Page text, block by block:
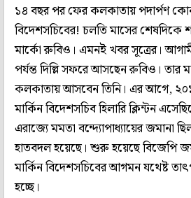
১৪ বছর পর ফের কলকাতায় পদার্পণ
বিদেশসচিবের! চলতি মাসের
মার্কো রুবিও। এমনই খবর সূত্রের।
পর্যন্ত দিল্লি সফরে আসছেন রুবিও। তার
কলকাতায় আসবেন তিনি। এর আগে,
মার্কিন বিদেশসচিব হিলারি ক্লিন্টন
এরাজ্যে মমতা বন্দ্যোপাধ্যায়ের জমানা
হাতবদল হয়েছে। শুরু হয়েছে বিজেপি
মার্কিন বিদেশসচিবের আগমন যথেষ্ট
হচ্ছে।